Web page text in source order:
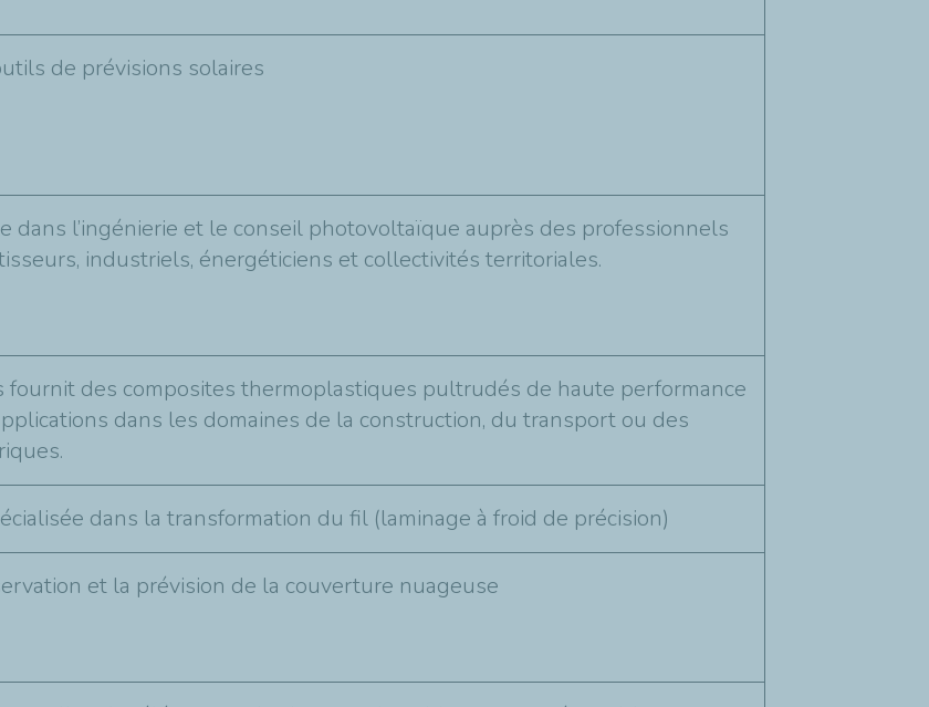
de prévisions solaires
dans l’ingénierie et le conseil photovoltaïque auprès des professionnels
industriels, énergéticiens et collectivités territoriales.
fournit des composites thermoplastiques pultrudés de haute performance
dans les domaines de la construction, du transport ou des
dans la transformation du fil (laminage à froid de précision)
et la prévision de la couverture nuageuse